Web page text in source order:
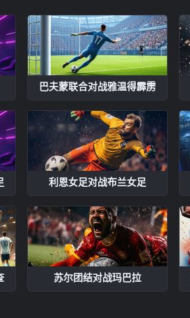
巴夫蒙联合对战雅温得霹雳
利恩女足对战布兰女足
苏尔团结对战玛巴拉